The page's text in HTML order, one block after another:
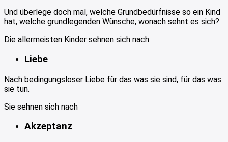
Und überlege doch mal, welche Grundbedürfnisse so ein Kind
hat, welche grundlegenden Wünsche, wonach sehnt es sich?
Die allermeisten Kinder sehnen sich nach
Liebe
Nach bedingungsloser Liebe für das was sie sind, für das was
sie tun.
Sie sehnen sich nach
Akzeptanz